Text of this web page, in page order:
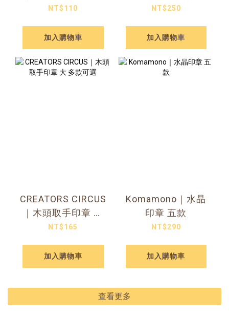
多款可選
NT$110
加入購物車
可選）
NT$250
加入購物車
CREATORS CIRCUS
｜木頭取手印章 大
多款可選
NT$165
加入購物車
Komamono｜水晶
印章 五款
NT$290
加入購物車
查看更多